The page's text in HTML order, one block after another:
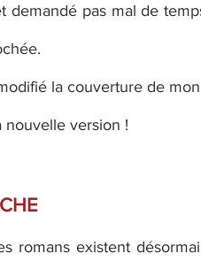
demandé pas mal de
la couverture de
nouvelle version !
romans existent